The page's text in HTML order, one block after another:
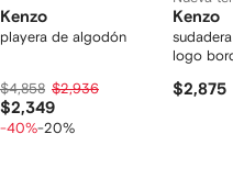
Kenzo
playera de algodón
$4,858 $2,936
$2,349
-40%-20%
Kenzo
logo
$2,875